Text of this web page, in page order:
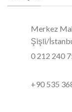
Merkez
Şişli/
0 212 240
+90 535